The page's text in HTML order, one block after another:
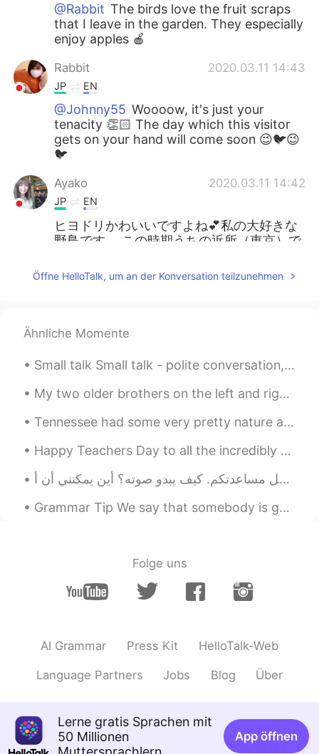
@Rabbit The birds love the fruit scraps
that I leave in the garden. They especially
enjoy apples 🍎
Rabbit 2020.03.11 14:43
JP EN
@Johnny55 Woooow, it's just your
tenacity 👏🏻 The day which this visitor
gets on your hand will come soon 😉🐦😉
🐦
Ayako 2020.03.11 14:42
JP EN
ヒヨドリかわいいですよね💕私の大好きな
野鳥です。 この時期うちの近所（東京）で
ウカラ、コゲラ、ジョウビタキなどです。
あと2週間もすればツバメもやって来ると
Johnny55
@Rabbit It was a real challenge. I used
my camera and a pair of binoculars to
take the photos.
Johnny55 2020.03.11 14:32
EN JPES
@Nao Thank you✨
2020.03.11 14:32
visitor is tame? 😂
hiro 2020.03.11 14:31
のね😄
Nao 2020.03.11 14:30
うちのベランダに最近よく来ている鳥
の写真がきれいに取れました。
Öffne HelloTalk, um an der Konversation teilzunehmen
Ähnliche Momente
Small talk Small talk - polite conversation, usually with strangers, that passes the time - is a...
My two older brothers on the left and right and my baby sister behind me...... 1,224.5 miles away...
Tennessee had some very pretty nature and clouds for my eyes to see. Today's positive quote of t...
Happy Teachers Day to all the incredibly hard working, diligent and influential teachers who sacr...
Grammar Tip We say that somebody is good, bad, clever etc “at something”. My sister is very go...
Folge uns
AI Grammar Press Kit HelloTalk-Web
Language Partners Jobs Blog Über
Lerne gratis Sprachen mit
50 Millionen
App öffnen